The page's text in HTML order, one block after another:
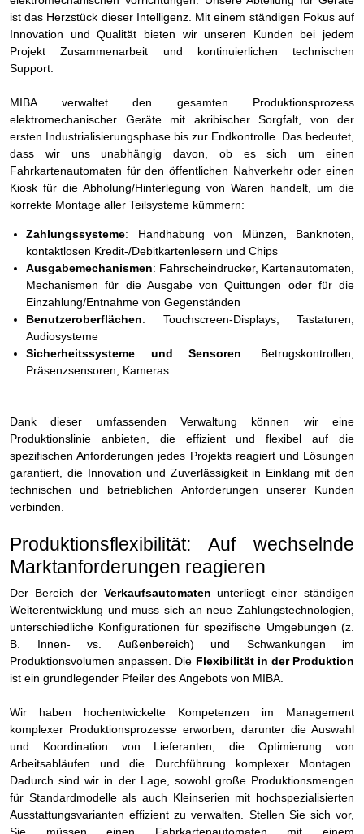
ist das Herzstück dieser Intelligenz. Mit einem ständigen Fokus auf
Innovation und Qualität bieten wir unseren Kunden bei jedem
Projekt Zusammenarbeit und kontinuierlichen technischen
Support.
MIBA verwaltet den gesamten Produktionsprozess
elektromechanischer Geräte mit akribischer Sorgfalt, von der
ersten Industrialisierungsphase bis zur Endkontrolle. Das bedeutet,
dass wir uns unabhängig davon, ob es sich um einen
Fahrkartenautomaten für den öffentlichen Nahverkehr oder einen
Kiosk für die Abholung/Hinterlegung von Waren handelt, um die
korrekte Montage aller Teilsysteme kümmern:
Zahlungssysteme: Handhabung von Münzen, Banknoten,
kontaktlosen Kredit-/Debitkartenlesern und Chips
Ausgabemechanismen: Fahrscheindrucker, Kartenautomaten,
Mechanismen für die Ausgabe von Quittungen oder für die
Einzahlung/Entnahme von Gegenständen
Benutzeroberflächen: Touchscreen-Displays, Tastaturen,
Audiosysteme
Sicherheitssysteme und Sensoren: Betrugskontrollen,
Präsenzsensoren, Kameras
Dank dieser umfassenden Verwaltung können wir eine
Produktionslinie anbieten, die effizient und flexibel auf die
spezifischen Anforderungen jedes Projekts reagiert und Lösungen
garantiert, die Innovation und Zuverlässigkeit in Einklang mit den
technischen und betrieblichen Anforderungen unserer Kunden
verbinden.
Produktionsflexibilität: Auf wechselnde
Marktanforderungen reagieren
Der Bereich der Verkaufsautomaten unterliegt einer ständigen
Weiterentwicklung und muss sich an neue Zahlungstechnologien,
unterschiedliche Konfigurationen für spezifische Umgebungen (z.
B. Innen- vs. Außenbereich) und Schwankungen im
Produktionsvolumen anpassen. Die Flexibilität in der Produktion
ist ein grundlegender Pfeiler des Angebots von MIBA.
Wir haben hochentwickelte Kompetenzen im Management
komplexer Produktionsprozesse erworben, darunter die Auswahl
und Koordination von Lieferanten, die Optimierung von
Arbeitsabläufen und die Durchführung komplexer Montagen.
Dadurch sind wir in der Lage, sowohl große Produktionsmengen
für Standardmodelle als auch Kleinserien mit hochspezialisierten
Ausstattungsvarianten effizient zu verwalten. Stellen Sie sich vor,